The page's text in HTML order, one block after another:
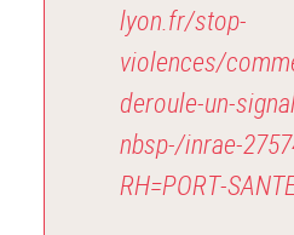
lyon.fr/stop-
violences/
deroule-un-
nbsp-/inrae-
RH=PORT-